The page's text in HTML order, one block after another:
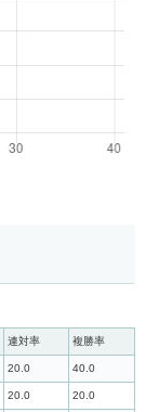
連対率 複勝率
20.0 40.0
20.0 20.0